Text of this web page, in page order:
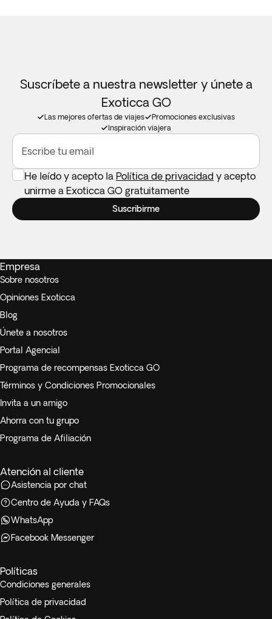
Suscríbete a nuestra newsletter y únete a
Exoticca GO
Las mejores ofertas de viajes
Promociones exclusivas
Inspiración viajera
Escribe tu email
He leído y acepto la Política de privacidad y acepto
unirme a Exoticca GO gratuitamente
Suscribirme
Empresa
Sobre nosotros
Opiniones Exoticca
Blog
Únete a nosotros
Portal Agencial
Programa de recompensas Exoticca GO
Términos y Condiciones Promocionales
Invita a un amigo
Ahorra con tu grupo
Programa de Afiliación
Atención al cliente
Asistencia por chat
Centro de Ayuda y FAQs
WhatsApp
Facebook Messenger
Políticas
Condiciones generales
Política de privacidad